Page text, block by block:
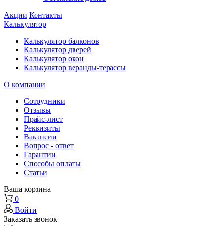
Акции Контакты
Калькулятор
Калькулятор балконов
Калькулятор дверей
Калькулятор окон
Калькулятор веранды-терассы
О компании
Сотрудники
Отзывы
Прайс-лист
Реквизиты
Вакансии
Вопрос - ответ
Гарантии
Способы оплаты
Статьи
Ваша корзина
0
Войти
Заказать звонок